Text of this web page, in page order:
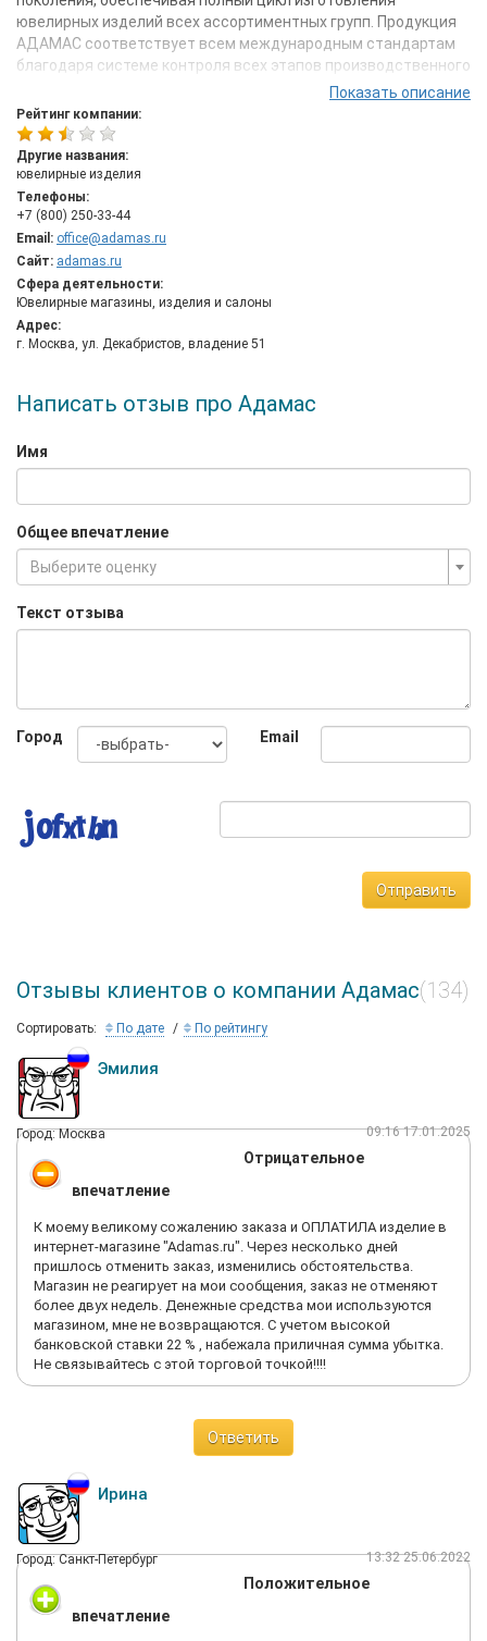
ювелирных изделий всех ассортиментных групп. Продукция
АДАМАС соответствует всем международным стандартам
благодаря системе контроля всех этапов производственного
цикла: от входного контроля качества металлов и
драгоценных камней, до финальных испытаний
потребительских характеристик в собственной лаборатории
качества.
Партнерская сеть АДАМАС представлена более чем 3 000
оптовыми и розничными торговыми компаниями России,
ближнего и дальнего зарубежья, что является результатом
конкурентной политики сотрудничества, налаженных
технологий сбыта, стабильных объемов поставок и других
качеств АДАМАС, обеспечивших компании репутацию
сильного игрока с устойчивыми позициями на рынке.
Продукция, произведенная АДАМАС, экспортируется в более
Показать описание
Рейтинг компании:
Другие названия:
ювелирные изделия
Телефоны:
+7 (800) 250-33-44
Email: office@adamas.ru
Сайт: adamas.ru
Сфера деятельности:
Ювелирные магазины, изделия и салоны
Адрес:
г. Москва, ул. Декабристов, владение 51
Написать отзыв про Адамас
Имя
Общее впечатление
Выберите оценку
Текст отзыва
Город Email
Отправить
Отзывы клиентов о компании Адамас(134)
Сортировать: По дате По рейтингу
Эмилия
Город: Москва 09:16 17.01.2025
Отрицательное
впечатление
К моему великому сожалению заказа и ОПЛАТИЛА изделие в
интернет-магазине "Аdamas.ru". Через несколько дней
пришлось отменить заказ, изменились обстоятельства.
Магазин не реагирует на мои сообщения, заказ не отменяют
более двух недель. Денежные средства мои используются
магазином, мне не возвращаются. С учетом высокой
банковской ставки 22 % , набежала приличная сумма убытка.
Не связывайтесь с этой торговой точкой!!!!
Ответить
Ирина
Город: Санкт-Петербург 13:32 25.06.2022
Положительное
впечатление